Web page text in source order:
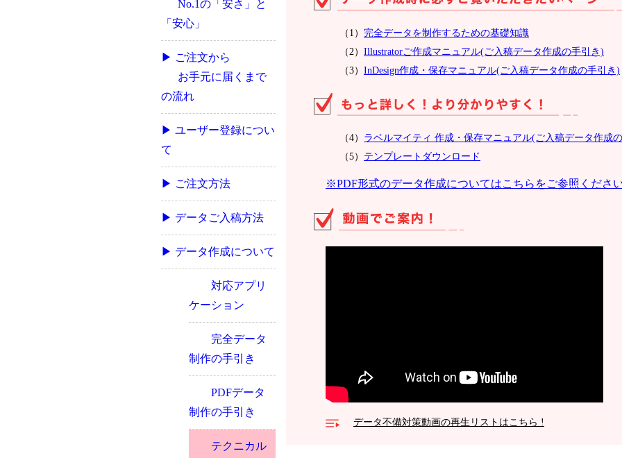
（1） 完全データを制作するための基礎知識
（2） Illustratorご作成マニュアル(ご入稿データ作成の手引き)
（3） InDesign作成・保存マニュアル(ご入稿データ作成の手引き)
（4） ラベルマイティ 作成・保存マニュアル(ご入稿データ作成
（5） テンプレートダウンロード
※PDF形式のデータ作成についてはこちらをご参照くださ
データ不備対策動画の再生リストはこちら !
No.1の「安さ」と
「安心」
▶ ご注文から
お手元に届くまで
の流れ
▶ ユーザー登録につい
て
▶ ご注文方法
▶ データご入稿方法
▶ データ作成について
対応アプリ
ケーション
完全データ
制作の手引き
PDFデータ
制作の手引き
テクニカル